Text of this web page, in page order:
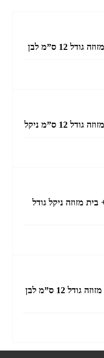
+ בית מזוזה ניקל גודל
ערכת 6 מזוזות במבצע+ בתי מזוזה גודל 12 ס”מ לבן